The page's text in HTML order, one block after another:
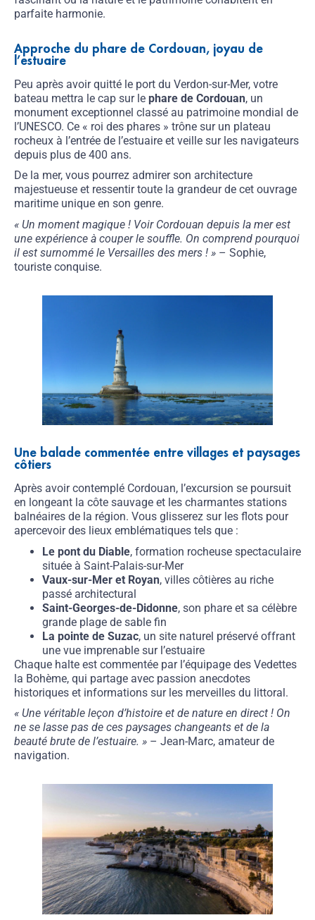
parfaite harmonie.
Approche du phare de Cordouan, joyau de
l’estuaire
Peu après avoir quitté le port du Verdon-sur-Mer, votre
bateau mettra le cap sur le phare de Cordouan, un
monument exceptionnel classé au patrimoine mondial de
l’UNESCO. Ce « roi des phares » trône sur un plateau
rocheux à l’entrée de l’estuaire et veille sur les navigateurs
depuis plus de 400 ans.
De la mer, vous pourrez admirer son architecture
majestueuse et ressentir toute la grandeur de cet ouvrage
maritime unique en son genre.
« Un moment magique ! Voir Cordouan depuis la mer est
une expérience à couper le souffle. On comprend pourquoi
il est surnommé le Versailles des mers ! » – Sophie,
touriste conquise.
Une balade commentée entre villages et paysages
côtiers
Après avoir contemplé Cordouan, l’excursion se poursuit
en longeant la côte sauvage et les charmantes stations
balnéaires de la région. Vous glisserez sur les flots pour
apercevoir des lieux emblématiques tels que :
Le pont du Diable, formation rocheuse spectaculaire
située à Saint-Palais-sur-Mer
Vaux-sur-Mer et Royan, villes côtières au riche
passé architectural
Saint-Georges-de-Didonne, son phare et sa célèbre
grande plage de sable fin
La pointe de Suzac, un site naturel préservé offrant
une vue imprenable sur l’estuaire
Chaque halte est commentée par l’équipage des Vedettes
la Bohème, qui partage avec passion anecdotes
historiques et informations sur les merveilles du littoral.
« Une véritable leçon d’histoire et de nature en direct ! On
ne se lasse pas de ces paysages changeants et de la
beauté brute de l’estuaire. » – Jean-Marc, amateur de
navigation.